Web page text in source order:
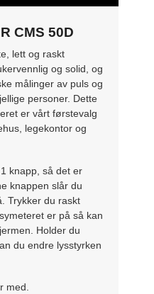
CMS 50D
lett og raskt
og solid, og
målinger av puls og
personer. Dette
er vårt førstevalg
legekontor og
knapp, så det er
knappen slår du
Trykker du raskt
er på så kan
Holder du
du endre lysstyrken
med.